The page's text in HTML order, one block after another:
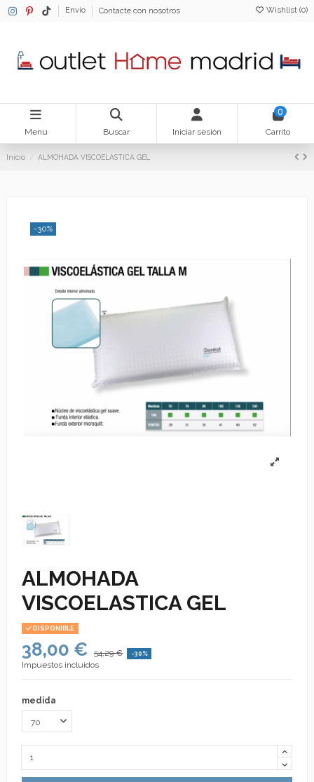
Envio Contacte con nosotros Wishlist (0)
Menu Buscar Iniciar sesión
0
Carrito
Inicio ALMOHADA VISCOELASTICA GEL
-30%
ALMOHADA
VISCOELASTICA GEL
DISPONIBLE
38,00 € 54,29 € -30%
Impuestos incluidos
medida